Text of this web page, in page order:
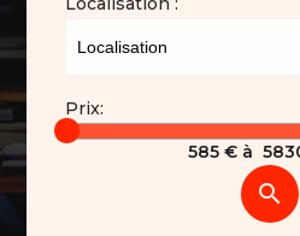
Prix:
585 € à